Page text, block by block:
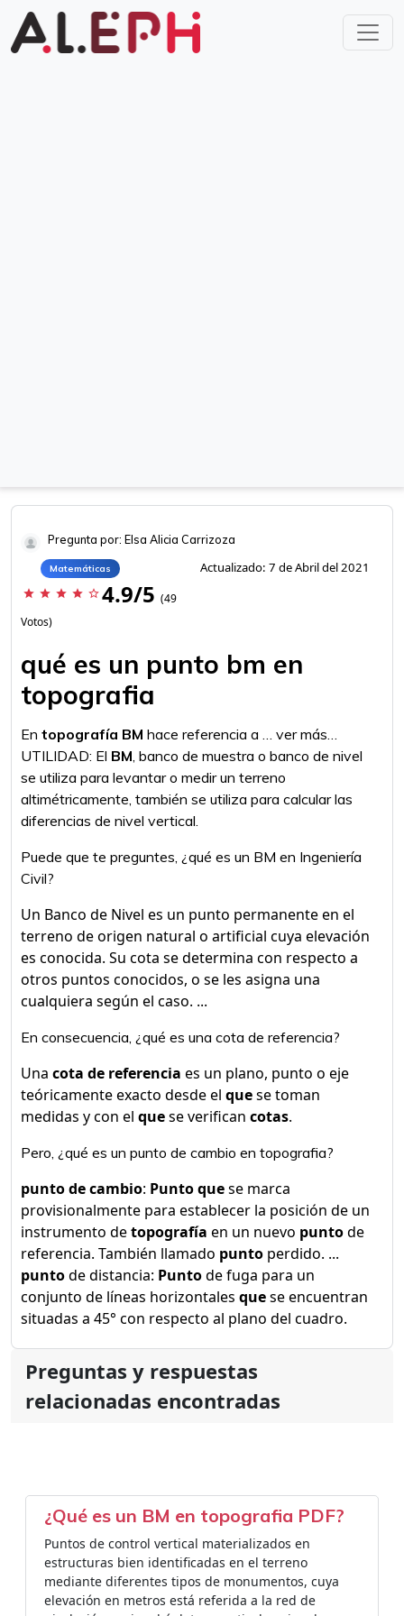
Pregunta por: Elsa Alicia Carrizoza
Matemáticas Actualizado: 7 de Abril del 2021
star star star star star_border 4.9/5 (49
Votos)
qué es un punto bm en
topografia
En topografía BM hace referencia a … ver más…
UTILIDAD: El BM, banco de muestra o banco de nivel
se utiliza para levantar o medir un terreno
altimétricamente, también se utiliza para calcular las
diferencias de nivel vertical.
Puede que te preguntes, ¿qué es un BM en Ingeniería
Civil?
Un Banco de Nivel es un punto permanente en el
terreno de origen natural o artificial cuya elevación
es conocida. Su cota se determina con respecto a
otros puntos conocidos, o se les asigna una
cualquiera según el caso. ...
En consecuencia, ¿qué es una cota de referencia?
Una cota de referencia es un plano, punto o eje
teóricamente exacto desde el quese toman
medidas y con el quese verifican cotas.
Pero, ¿qué es un punto de cambio en topografia?
punto de cambio: Punto quese marca
provisionalmente para establecer la posición de un
instrumento detopografía en un nuevo puntode
referencia. También llamado punto perdido. ...
puntode distancia: Puntode fuga para un
conjunto de líneas horizontales quese encuentran
situadas a 45° con respecto al plano del cuadro.
Preguntas y respuestas
relacionadas encontradas
¿Qué es un BM en topografia PDF?
Puntos de control vertical materializados en
estructuras bien identificadas en el terreno
mediante diferentes tipos de monumentos, cuya
elevación en metros está referida a la red de